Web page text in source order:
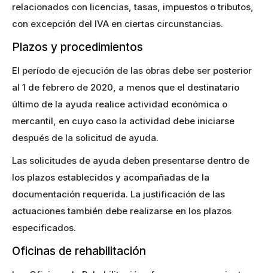
relacionados con licencias, tasas, impuestos o tributos,
con excepción del IVA en ciertas circunstancias.
Plazos y procedimientos
El período de ejecución de las obras debe ser posterior
al 1 de febrero de 2020, a menos que el destinatario
último de la ayuda realice actividad económica o
mercantil, en cuyo caso la actividad debe iniciarse
después de la solicitud de ayuda.
Las solicitudes de ayuda deben presentarse dentro de
los plazos establecidos y acompañadas de la
documentación requerida. La justificación de las
actuaciones también debe realizarse en los plazos
especificados.
Oficinas de rehabilitación